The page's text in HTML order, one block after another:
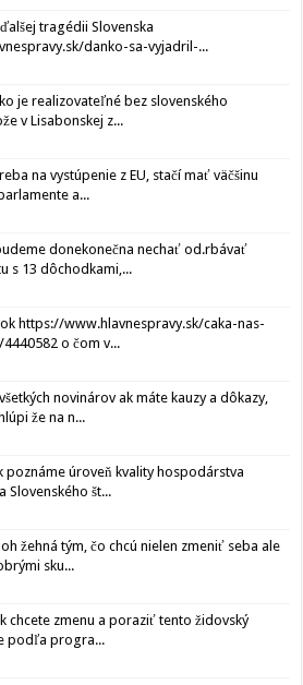
tragédii Slovenska
danko-sa-vyjadril-...
je realizovateľné bez slovenského
v Lisabonskej z...
na vystúpenie z EU, stačí mať väčšinu
a...
donekonečna nechať od.rbávať
s 13 dôchodkami,...
https://www.hlavnespravy.sk/caka-nas-
o čom v...
novinárov ak máte kauzy a dôkazy,
že na n...
poznáme úroveň kvality hospodárstva
Slovenského št...
žehná tým, čo chcú nielen zmeniť seba ale
sku...
chcete zmenu a poraziť tento židovský
podľa progra...